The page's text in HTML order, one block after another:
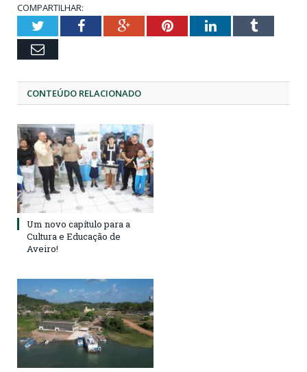
COMPARTILHAR:
TwitterFacebookGoogle+PinterestLinkedInTumblr
Email
CONTEÚDO RELACIONADO
Um novo capítulo para a
Cultura e Educação de
Aveiro!